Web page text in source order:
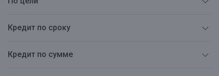
Кредит по сроку
Кредит по сумме